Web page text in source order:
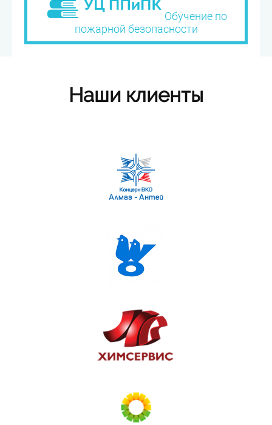
Обучение по
пожарной безопасности
Наши клиенты